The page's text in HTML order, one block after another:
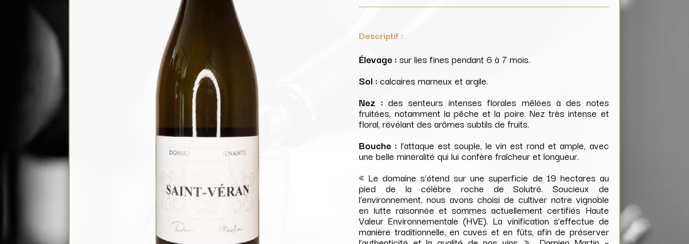
Descriptif :
Élevage :sur lies fines pendant 6 à 7 mois.
Sol : calcaires marneux et argile.
Nez : des senteurs intenses florales mêlées à des notes
fruitées, notamment la pêche et la poire. Nez très intense et
floral, révélant des arômes subtils de fruits.
Bouche : l’attaque est souple, le vin est rond et ample, avec
une belle minéralité qui lui confère fraîcheur et longueur.
« Le domaine s’étend sur une superficie de 19 hectares au
pied de la célèbre roche de Solutré. Soucieux de
l’environnement, nous avons choisi de cultiver notre vignoble
en lutte raisonnée et sommes actuellement certifiés Haute
Valeur Environnementale (HVE). La vinification s’effectue de
manière traditionnelle, en cuves et en fûts, afin de préserver